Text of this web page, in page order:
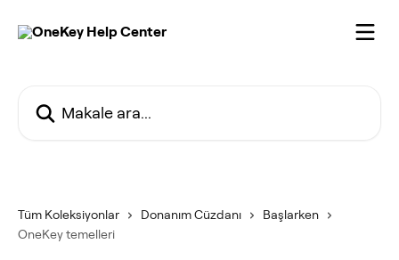
Tüm Koleksiyonlar Donanım Cüzdanı
Başlarken
OneKey temelleri